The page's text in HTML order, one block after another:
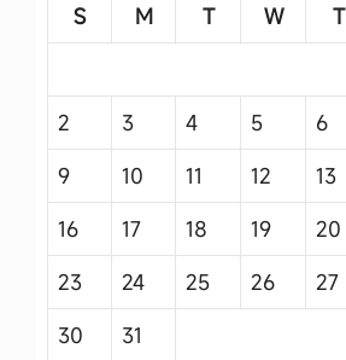
S
M T W T
2
3 4 5 6
9
10 11 12 13
16
17 18 19 20
23
24 25 26 27
30
31